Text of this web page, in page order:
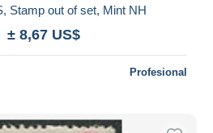
Stamp out of set, Mint NH
± 8,67 US$
Profesional